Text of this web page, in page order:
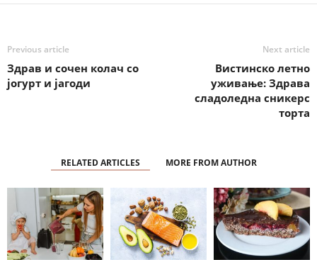
Previous article
Здрав и сочен колач со
јогурт и јагоди
Next article
Вистинско летно
уживање: Здрава
сладоледна сникерс
торта
RELATED ARTICLES MORE FROM AUTHOR